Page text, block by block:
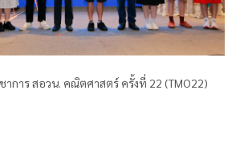
าการ สอวน. คณิตศาสตร์ ครั้งที่ 22 (TMO22)